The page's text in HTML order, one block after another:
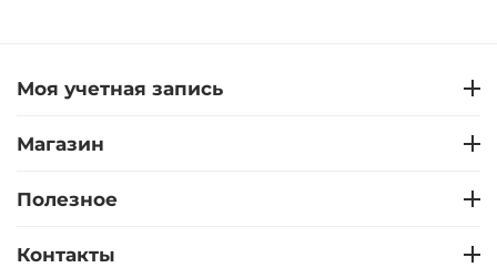
Моя учетная запись
Магазин
Полезное
Контакты